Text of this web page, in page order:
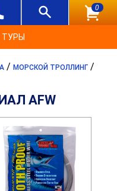
0
/ МОРСКОЙ ТРОЛЛИНГ /
AFW